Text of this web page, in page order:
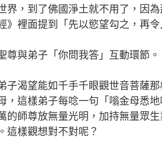
界，到了佛國淨土就不用了，因
》裡面提到「先以慾望勾之，再
尊與弟子「你問我答」互動環節。
子渴望能如千手千眼觀世音菩薩
，這樣弟子每唸一句「嗡金母悉
的師尊放無量光明，加持無量眾
這樣觀想對不對呢？